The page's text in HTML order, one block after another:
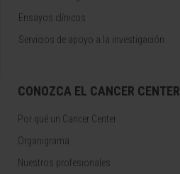
Ensayos clínicos
Servicios de apoyo a la investigación
CONOZCA EL CANCER CENTER
Por qué un Cancer Center
Organigrama
Nuestros profesionales